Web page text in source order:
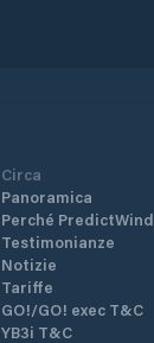
Circa
Panoramica
Perché PredictWind
Testimonianze
Notizie
Tariffe
GO!/GO! exec T&C
YB3i T&C